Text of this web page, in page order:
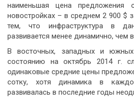
наименьшая цена предложения
новостройках – в среднем 2 900 $
тем, что инфраструктура в
развивается менее динамично, чем
В восточных, западных и
состоянию на октябрь 2014 г.
одинаковые средние цены
сотку, хотя динамика в
развивалась в последние годы